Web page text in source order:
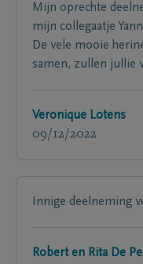
Mijn oprechte
mijn collegaatje
De vele mooie
samen, zullen jullie
Veronique Lotens
09/12/2022
Innige deelneming
Robert en Rita De